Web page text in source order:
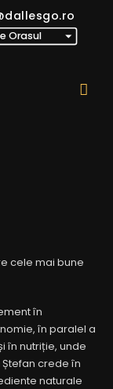
cele mai bune
în
în paralel a
în nutriție, unde
crede în
naturale